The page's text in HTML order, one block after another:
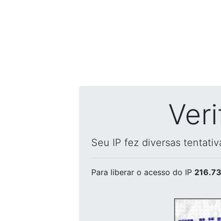
Seu IP fez diversas
Para liberar o acesso do IP